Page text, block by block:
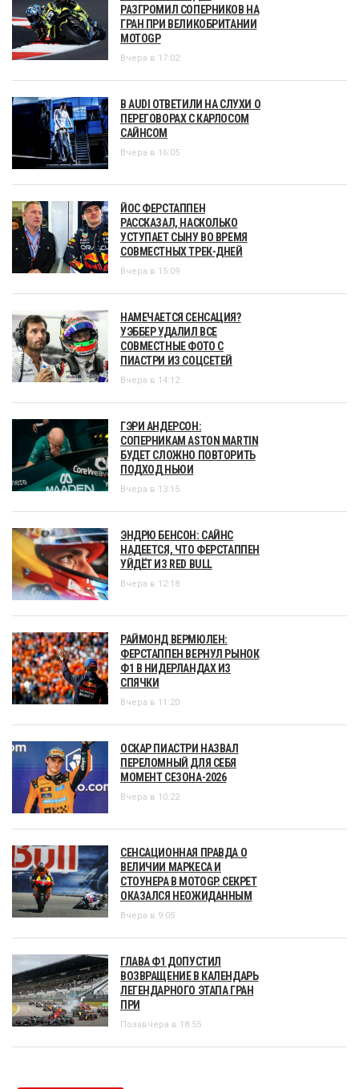
РАЗГРОМИЛ СОПЕРНИКОВ НА
ГРАН ПРИ ВЕЛИКОБРИТАНИИ
MOTOGP
Вчера в 17:02
В AUDI ОТВЕТИЛИ НА СЛУХИ О
ПЕРЕГОВОРАХ С КАРЛОСОМ
САЙНСОМ
Вчера в 16:05
ЙОС ФЕРСТАППЕН
РАССКАЗАЛ, НАСКОЛЬКО
УСТУПАЕТ СЫНУ ВО ВРЕМЯ
СОВМЕСТНЫХ ТРЕК-ДНЕЙ
Вчера в 15:09
НАМЕЧАЕТСЯ СЕНСАЦИЯ?
УЭББЕР УДАЛИЛ ВСЕ
СОВМЕСТНЫЕ ФОТО С
ПИАСТРИ ИЗ СОЦСЕТЕЙ
Вчера в 14:12
ГЭРИ АНДЕРСОН:
СОПЕРНИКАМ ASTON MARTIN
БУДЕТ СЛОЖНО ПОВТОРИТЬ
ПОДХОД НЬЮИ
Вчера в 13:15
ЭНДРЮ БЕНСОН: САЙНС
НАДЕЕТСЯ, ЧТО ФЕРСТАППЕН
УЙДЁТ ИЗ RED BULL
Вчера в 12:18
РАЙМОНД ВЕРМЮЛЕН:
ФЕРСТАППЕН ВЕРНУЛ РЫНОК
Ф1 В НИДЕРЛАНДАХ ИЗ
СПЯЧКИ
Вчера в 11:20
ОСКАР ПИАСТРИ НАЗВАЛ
ПЕРЕЛОМНЫЙ ДЛЯ СЕБЯ
МОМЕНТ СЕЗОНА-2026
Вчера в 10:22
СЕНСАЦИОННАЯ ПРАВДА О
ВЕЛИЧИИ МАРКЕСА И
СТОУНЕРА В MOTOGP. СЕКРЕТ
ОКАЗАЛСЯ НЕОЖИДАННЫМ
Вчера в 9:05
ГЛАВА Ф1 ДОПУСТИЛ
ВОЗВРАЩЕНИЕ В КАЛЕНДАРЬ
ЛЕГЕНДАРНОГО ЭТАПА ГРАН
ПРИ
Позавчера в 18:55